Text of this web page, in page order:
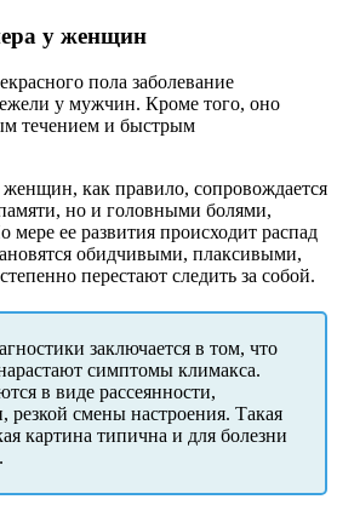
у женщин
пола заболевание
у мужчин. Кроме того, оно
течением и быстрым
как правило, сопровождается
но и головными болями,
мере ее развития происходит распад
обидчивыми, плаксивыми,
перестают следить за собой.
заключается в том, что
симптомы климакса.
в виде рассеянности,
резкой смены настроения. Такая
картина типична и для болезни